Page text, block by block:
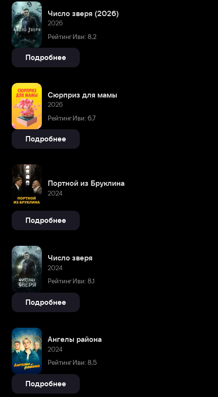
Число зверя (2026)
2026
Рейтинг Иви: 8,2
Подробнее
Сюрприз для мамы
2026
Рейтинг Иви: 6,7
Подробнее
Портной из Бруклина
2024
Подробнее
Число зверя
2024
Рейтинг Иви: 8,1
Подробнее
Ангелы района
2024
Рейтинг Иви: 8,5
Подробнее